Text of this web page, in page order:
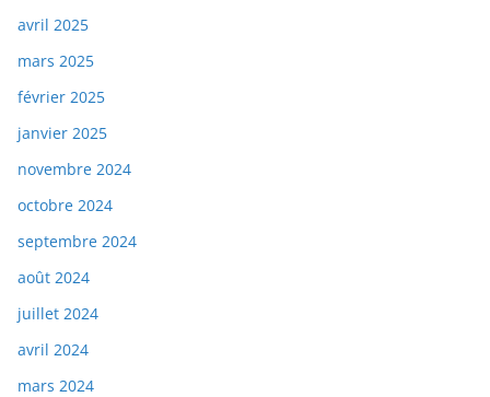
avril 2025
mars 2025
février 2025
janvier 2025
novembre 2024
octobre 2024
septembre 2024
août 2024
juillet 2024
avril 2024
mars 2024